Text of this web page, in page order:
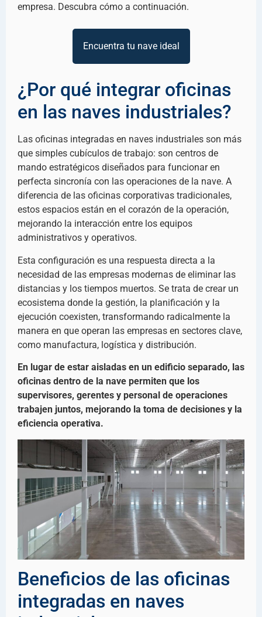
empresa. Descubra cómo a continuación.
Encuentra tu nave ideal
¿Por qué integrar oficinas
en las naves industriales?
Las oficinas integradas en naves industriales son más
que simples cubículos de trabajo: son centros de
mando estratégicos diseñados para funcionar en
perfecta sincronía con las operaciones de la nave. A
diferencia de las oficinas corporativas tradicionales,
estos espacios están en el corazón de la operación,
mejorando la interacción entre los equipos
administrativos y operativos.
Esta configuración es una respuesta directa a la
necesidad de las empresas modernas de eliminar las
distancias y los tiempos muertos. Se trata de crear un
ecosistema donde la gestión, la planificación y la
ejecución coexisten, transformando radicalmente la
manera en que operan las empresas en sectores clave,
como manufactura, logística y distribución.
En lugar de estar aisladas en un edificio separado, las
oficinas dentro de la nave permiten que los
supervisores, gerentes y personal de operaciones
trabajen juntos, mejorando la toma de decisiones y la
eficiencia operativa.
Beneficios de las oficinas
integradas en naves